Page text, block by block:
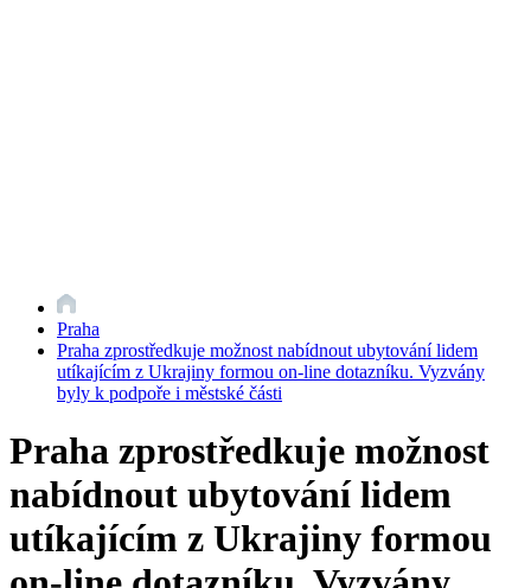
Praha
Praha zprostředkuje možnost nabídnout ubytování lidem
utíkajícím z Ukrajiny formou on-line dotazníku. Vyzvány
byly k podpoře i městské části
Praha zprostředkuje možnost
nabídnout ubytování lidem
utíkajícím z Ukrajiny formou